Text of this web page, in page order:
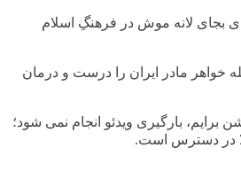
ای بجای لانه موش در فرهنگِ اسلام
خواهر مادر ایران را درست و درمان
برایم، بارگیری ویدئو انجام نمی شود؛
در دسترس است.